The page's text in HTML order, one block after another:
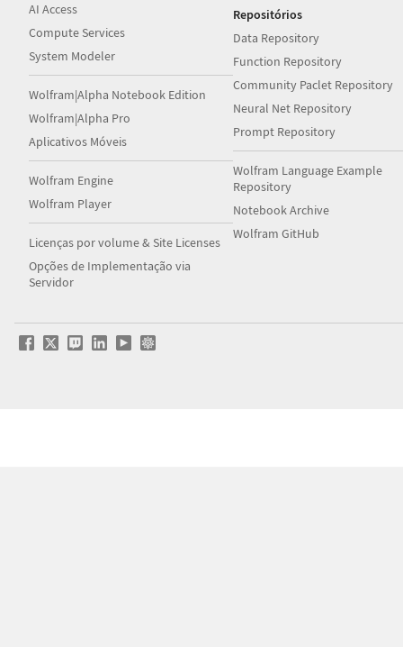
AI Access
Compute Services
System Modeler
Wolfram|Alpha Notebook Edition
Wolfram|Alpha Pro
Aplicativos Móveis
Wolfram Engine
Wolfram Player
Licenças por volume & Site Licenses
Opções de Implementação via
Servidor
Repositórios
Data Repository
Function Repository
Community Paclet Repository
Neural Net Repository
Prompt Repository
Wolfram Language Example
Repository
Notebook Archive
Wolfram GitHub